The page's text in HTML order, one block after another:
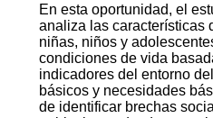
En esta oportunidad, el
analiza las características
niñas, niños y
condiciones de vida
indicadores del entorno
básicos y necesidades
de identificar brechas